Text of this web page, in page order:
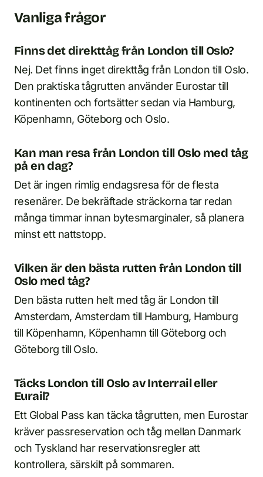
Vanliga frågor
Finns det direkttåg från London till Oslo?
Nej. Det finns inget direkttåg från London till Oslo.
Den praktiska tågrutten använder Eurostar till
kontinenten och fortsätter sedan via Hamburg,
Köpenhamn, Göteborg och Oslo.
Kan man resa från London till Oslo med tåg
på en dag?
Det är ingen rimlig endagsresa för de flesta
resenärer. De bekräftade sträckorna tar redan
många timmar innan bytesmarginaler, så planera
minst ett nattstopp.
Vilken är den bästa rutten från London till
Oslo med tåg?
Den bästa rutten helt med tåg är London till
Amsterdam, Amsterdam till Hamburg, Hamburg
till Köpenhamn, Köpenhamn till Göteborg och
Göteborg till Oslo.
Täcks London till Oslo av Interrail eller
Eurail?
Ett Global Pass kan täcka tågrutten, men Eurostar
kräver passreservation och tåg mellan Danmark
och Tyskland har reservationsregler att
kontrollera, särskilt på sommaren.